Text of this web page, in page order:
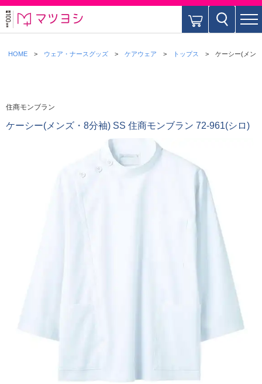
HOME ウェア・ナースグッズ ケアウェア トップス ケーシー(メン
住商モンブラン
ケーシー(メンズ・8分袖) SS 住商モンブラン 72-961(シロ)